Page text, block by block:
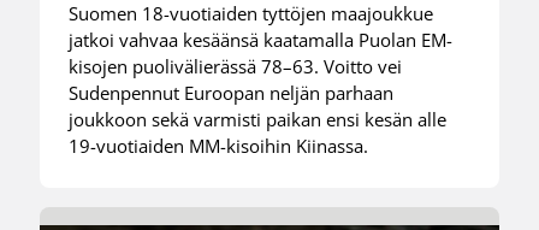
Suomen 18-vuotiaiden tyttöjen maajoukkue
jatkoi vahvaa kesäänsä kaatamalla Puolan EM-
kisojen puolivälierässä 78–63. Voitto vei
Sudenpennut Euroopan neljän parhaan
joukkoon sekä varmisti paikan ensi kesän alle
19-vuotiaiden MM-kisoihin Kiinassa.